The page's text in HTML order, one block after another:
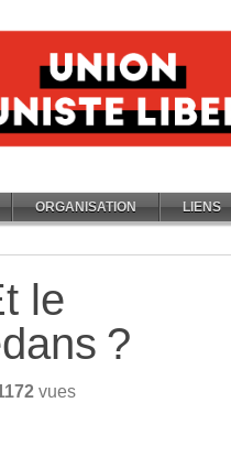
ORGANISATION LIENS
le
?
vues